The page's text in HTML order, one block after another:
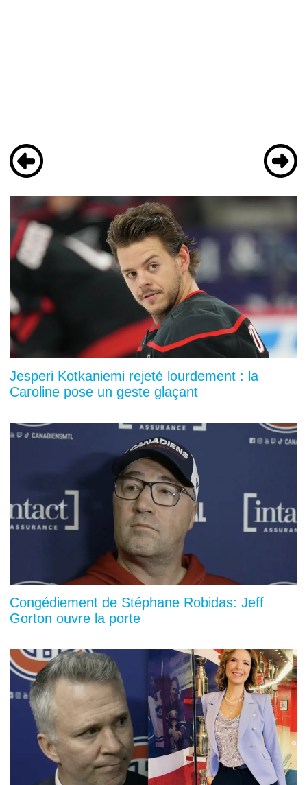
Jesperi Kotkaniemi rejeté lourdement : la
Caroline pose un geste glaçant
Congédiement de Stéphane Robidas: Jeff
Gorton ouvre la porte